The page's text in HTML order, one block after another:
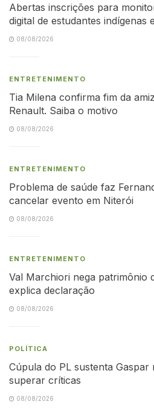
Abertas inscrições para
digital de estudantes indígenas
08/08/2026
ENTRETENIMENTO
Tia Milena confirma fim da
Renault. Saiba o motivo
08/08/2026
ENTRETENIMENTO
Problema de saúde faz
cancelar evento em Niterói
08/08/2026
ENTRETENIMENTO
Val Marchiori nega patrimônio
explica declaração
08/08/2026
POLÍTICA
Cúpula do PL sustenta
superar críticas
08/08/2026